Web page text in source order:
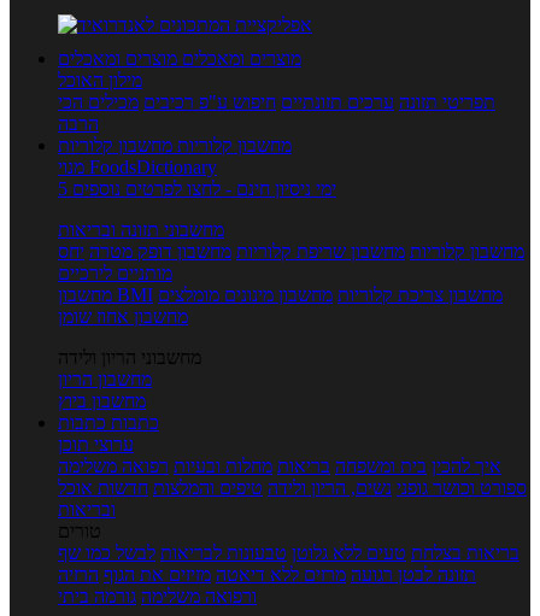
מוצרים ומאכלים מוצרים ומאכלים
מילון האוכל
תפריטי תזונה ערכים תזונתיים חיפוש ע"פ רכיבים מכילים הכי
הרבה
מחשבון קלוריות מחשבון קלוריות
מנוי FoodsDictionary
5 ימי ניסיון חינם - לחצו לפרטים נוספים
מחשבוני תזונה ובריאות
מחשבון קלוריות מחשבון שריפת קלוריות מחשבון דופק מטרה יחס
מותניים לירכיים
מחשבון BMI
מחשבון צריכת קלוריות מחשבון מינונים מומלצים
מחשבון אחוז שומן
מחשבוני הריון ולידה
מחשבון הריון
מחשבון ביוץ
כתבות כתבות
ערוצי תוכן
איך להכין בית ומשפחה בריאות מחלות ובעיות רפואה משלימה
ספורט וכושר גופני נשים, הריון ולידה טיפים והמלצות חדשות אוכל
ובריאות
טורים
בריאות בצלחת טעים ללא גלוטן טבעונות לבריאות לבשל כמו שף
תזונה לבטן רגועה מרזים ללא דיאטה מזיזים את הגוף הרזיה
ורפואה משלימה גורמה ביתי